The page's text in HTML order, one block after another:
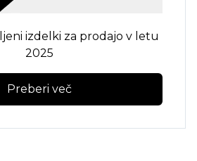
izdelki za prodajo v letu
2025
Preberi več